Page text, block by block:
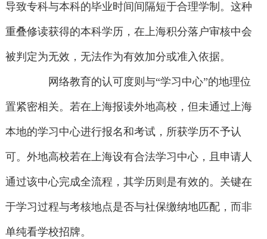
导致专科与本科的毕业时间间隔短于合理学制。这种
重叠修读获得的本科学历，在上海积分落户审核中会
被判定为无效，无法作为有效加分或准入依据。
网络教育的认可度则与“学习中心”的地理位
置紧密相关。若在上海报读外地高校，但未通过上海
本地的学习中心进行报名和考试，所获学历不予认
可。外地高校若在上海设有合法学习中心，且申请人
通过该中心完成全流程，其学历则是有效的。关键在
于学习过程与考核地点是否与社保缴纳地匹配，而非
单纯看学校招牌。